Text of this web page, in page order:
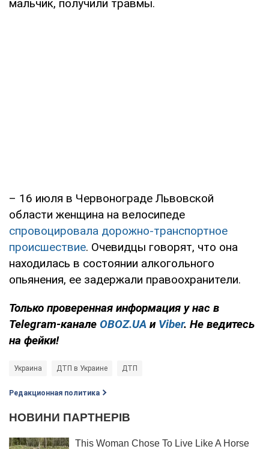
мальчик, получили травмы.
– 16 июля в Червонограде Львовской
области женщина на велосипеде
спровоцировала дорожно-транспортное
происшествие. Очевидцы говорят, что она
находилась в состоянии алкогольного
опьянения, ее задержали правоохранители.
Только проверенная информация у нас в
Telegram-канале OBOZ.UA и Viber. Не ведитесь
на фейки!
Украина ДТП в Украине ДТП
Редакционная политика